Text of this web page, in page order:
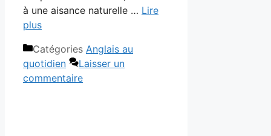
à une aisance naturelle … Lire
plus
Catégories Anglais au
quotidien
Laisser un
commentaire